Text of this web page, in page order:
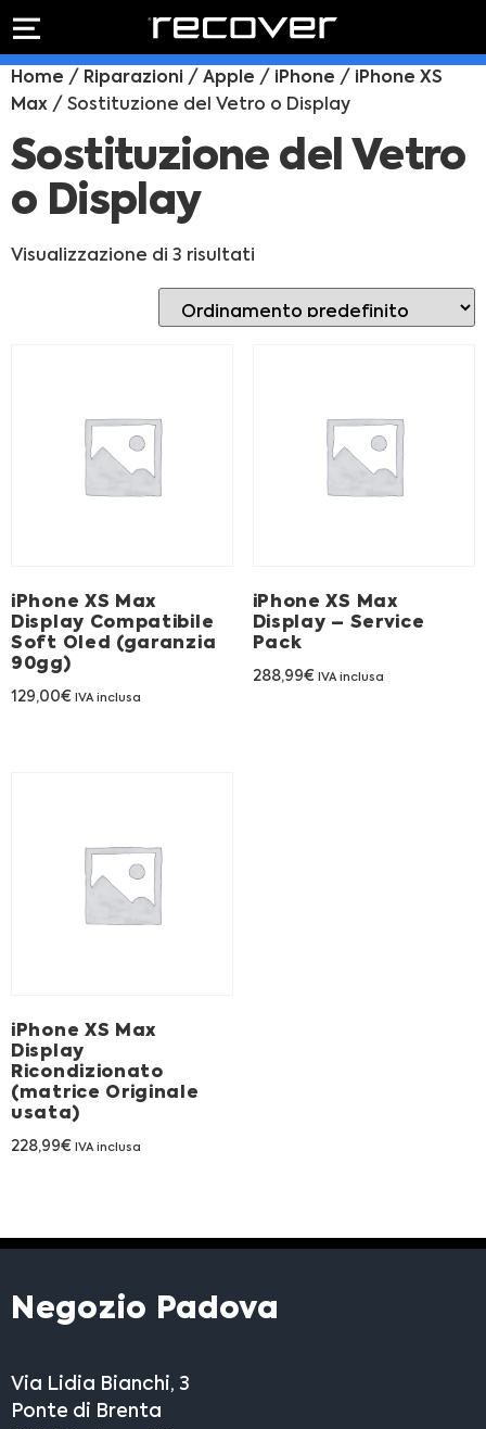
Preventivo online
PREVENTIVO RIPARAZIONE
ACQUISTA IPHONE
RIVENDITORI B2B
Contatti
PREVENTIVO
Preventivo
RIPARAZIONE
IPHONE
Riparazione
schermo
Home / Riparazioni / Apple / iPhone / iPhone XS
Max / Sostituzione del Vetro o Display
Sostituzione del Vetro
o Display
Visualizzazione di 3 risultati
iPhone XS Max
Display Compatibile
Soft Oled (garanzia
90gg)
129,00€ IVA inclusa
iPhone XS Max
Display – Service
Pack
288,99€ IVA inclusa
iPhone XS Max
Display
Ricondizionato
(matrice Originale
usata)
228,99€ IVA inclusa
Negozio Padova
Via Lidia Bianchi, 3
Ponte di Brenta